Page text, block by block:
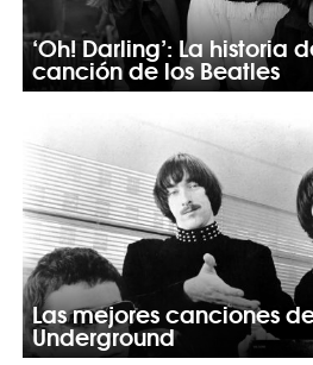
‘Oh! Darling’: La historia
canción de los Beatles
Las mejores canciones
Underground